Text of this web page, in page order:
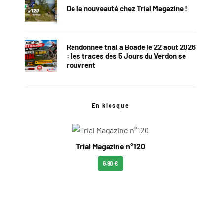
De la nouveauté chez Trial Magazine !
Randonnée trial à Boade le 22 août 2026
: les traces des 5 Jours du Verdon se
rouvrent
En kiosque
Trial Magazine n°120
6.90 €